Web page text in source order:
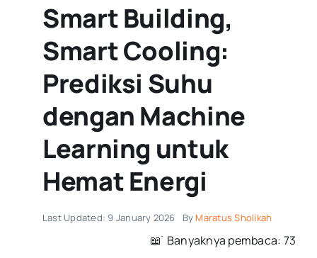
Smart Building,
Smart Cooling:
Prediksi Suhu
dengan Machine
Learning untuk
Hemat Energi
Last Updated: 9 January 2026 By Maratus Sholikah
📖 ࣪ Banyaknya pembaca: 73